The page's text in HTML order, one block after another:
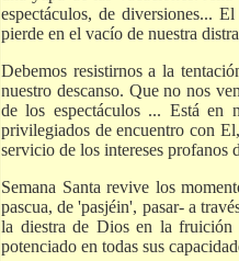
espectáculos, de diversiones...
pierde en el vacío de nuestra
Debemos resistirnos a la
nuestro descanso. Que no nos
de los espectáculos ... Está en
privilegiados de encuentro con
servicio de los intereses profanos
Semana Santa revive los
pascua, de 'pasjéin', pasar- a
la diestra de Dios en la fruición
potenciado en todas sus